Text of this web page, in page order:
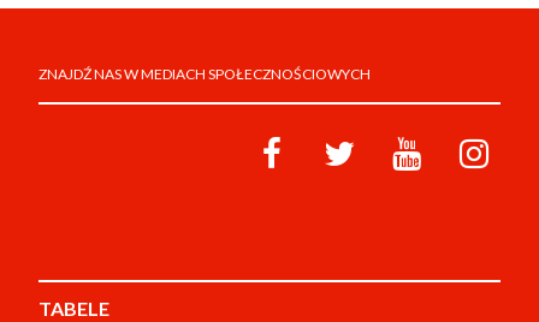
ZNAJDŹ NAS W MEDIACH SPOŁECZNOŚCIOWYCH
TABELE